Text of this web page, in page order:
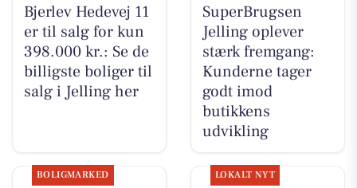
Bjerlev Hedevej 11
er til salg for kun
398.000 kr.: Se de
billigste boliger til
salg i Jelling her
SuperBrugsen
Jelling oplever
stærk fremgang:
Kunderne tager
godt imod
butikkens
udvikling
BOLIGMARKED LOKALT NYT